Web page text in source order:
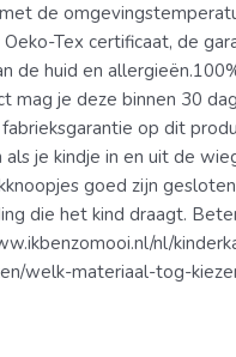
de
Oeko-Tex certificaat, de
de huid en
mag je deze binnen 30
op dit
als je kindje in en uit de
goed zijn
die het kind draagt.
nl/
welk-materiaal-tog-